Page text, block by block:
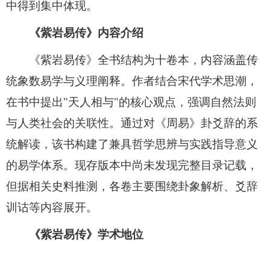
中得到集中体现。
《紫岩易传》内容介绍
《紫岩易传》全书结构为十卷本，内容涵盖传
统象数易学与义理阐释。作者结合宋代学术思潮，
在书中提出"天人相与"的核心观点，强调自然法则
与人类社会的关联性。通过对《周易》卦爻辞的系
统解读，该书构建了兼具哲学思辨与实践指导意义
的易学体系。现存版本中尚未发现完整目录记载，
但据相关史料推测，各卷主要围绕卦象解析、爻辞
训诂等内容展开。
《紫岩易传》学术地位